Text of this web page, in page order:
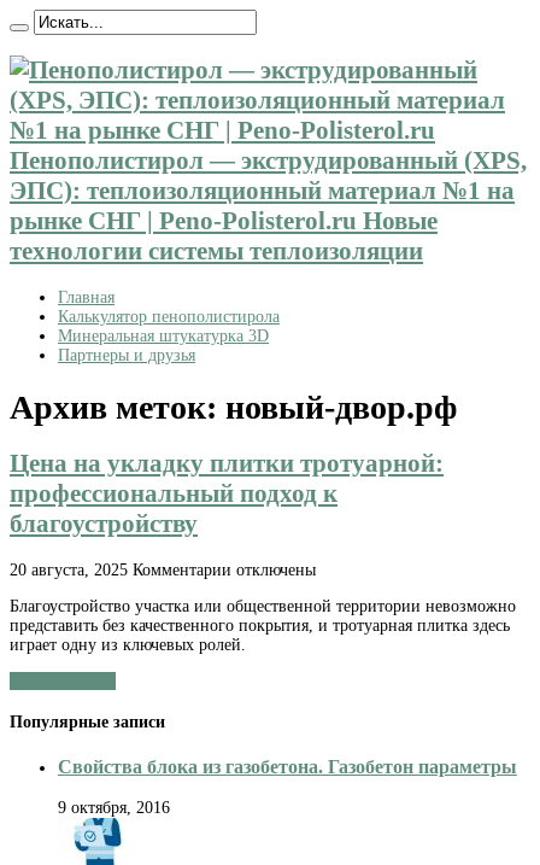
Пенополистирол — экструдированный (XPS,
ЭПС): теплоизоляционный материал №1 на
рынке СНГ | Peno-Polisterol.ru Новые
технологии системы теплоизоляции
Главная
Калькулятор пенополистирола
Минеральная штукатурка 3D
Партнеры и друзья
Архив меток: новый-двор.рф
Цена на укладку плитки тротуарной:
профессиональный подход к
благоустройству
20 августа, 2025 Комментарии к
Цена
на
укладку
благоустройству
отключены
Благоустройство участка или общественной территории невозможно
представить без качественного покрытия, и тротуарная плитка здесь
играет одну из ключевых ролей.
Популярные записи
Свойства блока из газобетона. Газобетон параметры
9 октября, 2016